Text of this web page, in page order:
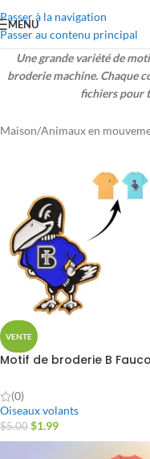
Passer à la navigation
Passer au contenu principal
MENU
Une grande variété de
broderie machine. Chaque
fichiers pour
Maison/Animaux en
VENTE
Motif de broderie B
(0)
Oiseaux volants
$5.00 $1.99